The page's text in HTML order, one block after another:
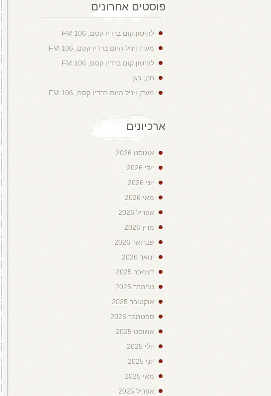
פוסטים אחרונים
להיטון.קום ברדיו קסם, 106 FM
מעדן ויניל היום ברדיו קסם, 106 FM
להיטון.קום ברדיו קסם, 106 FM
חנן, בגן
מעדן ויניל היום ברדיו קסם, 106 FM
ארכיונים
אוגוסט 2026
יולי 2026
יוני 2026
מאי 2026
אפריל 2026
מרץ 2026
פברואר 2026
ינואר 2026
דצמבר 2025
נובמבר 2025
אוקטובר 2025
ספטמבר 2025
אוגוסט 2025
יולי 2025
יוני 2025
מאי 2025
אפריל 2025